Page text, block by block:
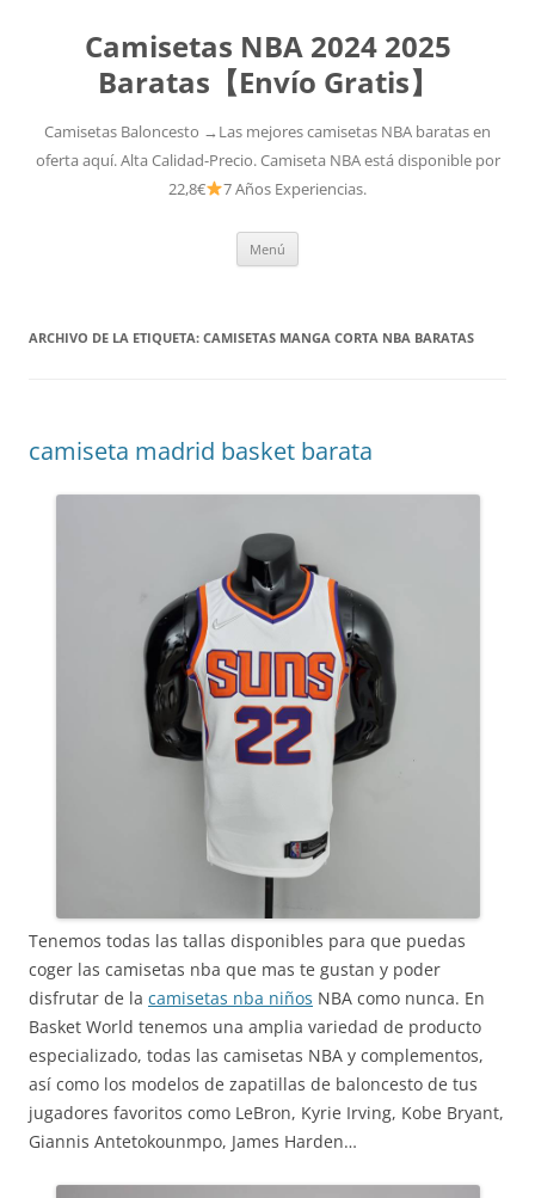
Camisetas NBA 2024 2025
Baratas【Envío Gratis】
Camisetas Baloncesto →Las mejores camisetas NBA baratas en
oferta aquí. Alta Calidad-Precio. Camiseta NBA está disponible por
22,8€
7 Años Experiencias.
Menú
ARCHIVO DE LA ETIQUETA: CAMISETAS MANGA CORTA NBA BARATAS
camiseta madrid basket barata
Tenemos todas las tallas disponibles para que puedas
coger las camisetas nba que mas te gustan y poder
disfrutar de la camisetas nba niños NBA como nunca. En
Basket World tenemos una amplia variedad de producto
especializado, todas las camisetas NBA y complementos,
así como los modelos de zapatillas de baloncesto de tus
jugadores favoritos como LeBron, Kyrie Irving, Kobe Bryant,
Giannis Antetokounmpo, James Harden…